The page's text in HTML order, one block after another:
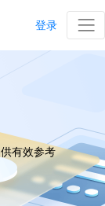
登录
有效参考